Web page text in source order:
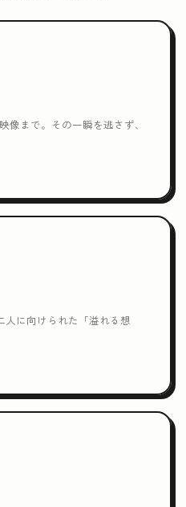
像まで。その一瞬を逃さず、
に向けられた「溢れる想